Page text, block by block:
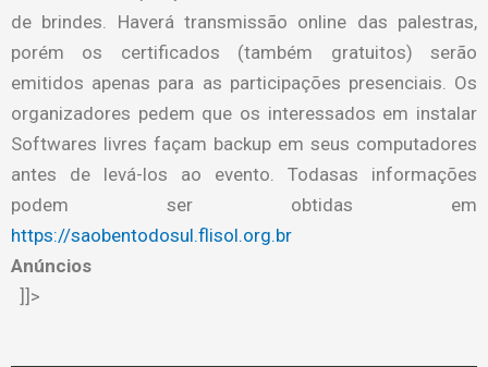
de brindes. Haverá transmissão online das palestras,
porém os certificados (também gratuitos) serão
emitidos apenas para as participações presenciais. Os
organizadores pedem que os interessados em instalar
Softwares livres façam backup em seus computadores
antes de levá-los ao evento. Todasas informações
podem ser obtidas em
https://saobentodosul.flisol.org.br
Anúncios
]]>